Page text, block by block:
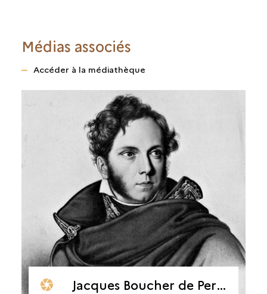
Médias associés
Accéder à la médiathèque
Jacques Boucher de Perthes